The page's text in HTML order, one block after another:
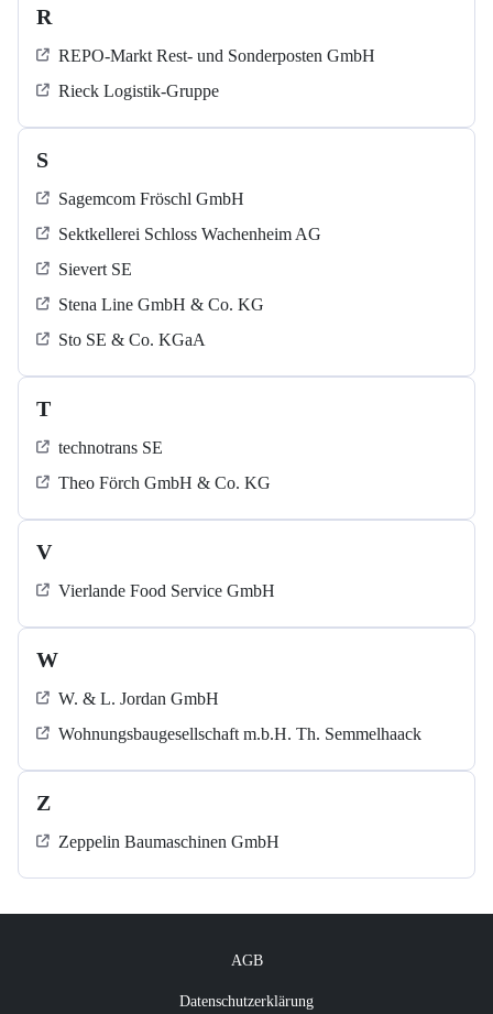
R
REPO-Markt Rest- und Sonderposten GmbH
Rieck Logistik-Gruppe
S
Sagemcom Fröschl GmbH
Sektkellerei Schloss Wachenheim AG
Sievert SE
Stena Line GmbH & Co. KG
Sto SE & Co. KGaA
T
technotrans SE
Theo Förch GmbH & Co. KG
V
Vierlande Food Service GmbH
W
W. & L. Jordan GmbH
Wohnungsbaugesellschaft m.b.H. Th. Semmelhaack
Z
Zeppelin Baumaschinen GmbH
AGB
Datenschutzerklärung